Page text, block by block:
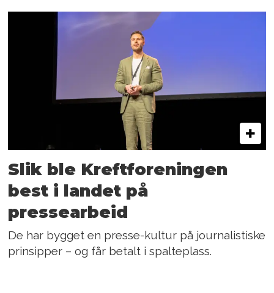
Slik ble Kreftforeningen
best i landet på
pressearbeid
De har bygget en presse-kultur på journalistiske
prinsipper – og får betalt i spalteplass.